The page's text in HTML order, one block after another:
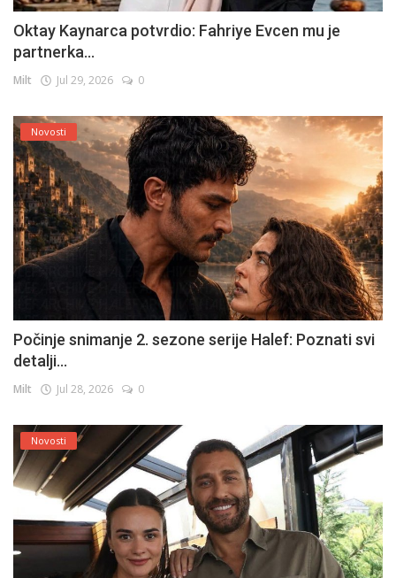
Oktay Kaynarca potvrdio: Fahriye Evcen mu je
partnerka...
Milt Jul 29, 2026 0
Novosti
Počinje snimanje 2. sezone serije Halef: Poznati svi
detalji...
Milt Jul 28, 2026 0
Novosti